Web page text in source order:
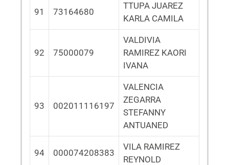
91 73164680
TTUPA JUAREZ
KARLA CAMILA
92 75000079
VALDIVIA
RAMIREZ KAORI
IVANA
93 002011116197
VALENCIA
ZEGARRA
STEFANNY
ANTUANED
94 000074208383
VILA RAMIREZ
REYNOLD